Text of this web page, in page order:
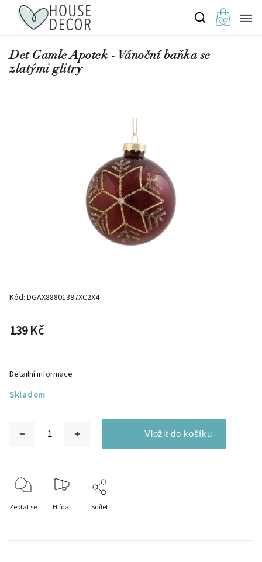
Det Gamle Apotek - Vánoční baňka se
zlatými glitry
Kód: DGAX88801397XC2X4
139 Kč
Skladem
Detailní informace
Zeptat se Hlídat Sdílet